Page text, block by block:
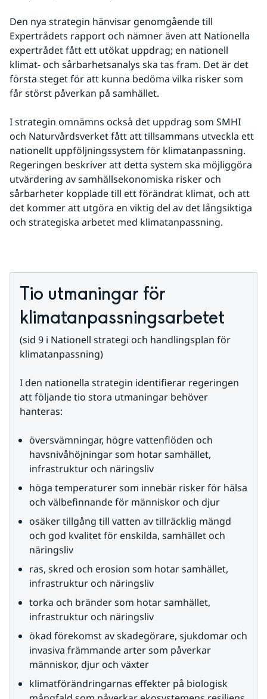
Den nya strategin hänvisar genomgående till
Expertrådets rapport och nämner även att Nationella
expertrådet fått ett utökat uppdrag; en nationell
klimat- och sårbarhetsanalys ska tas fram. Det är det
första steget för att kunna bedöma vilka risker som
får störst påverkan på samhället.
I strategin omnämns också det uppdrag som SMHI
och Naturvårdsverket fått att tillsammans utveckla ett
nationellt uppföljningssystem för klimatanpassning.
Regeringen beskriver att detta system ska möjliggöra
utvärdering av samhällsekonomiska risker och
sårbarheter kopplade till ett förändrat klimat, och att
det kommer att utgöra en viktig del av det långsiktiga
och strategiska arbetet med klimatanpassning.
Tio utmaningar för
klimatanpassningsarbetet
(sid 9 i Nationell strategi och handlingsplan för
klimatanpassning)
I den nationella strategin identifierar regeringen
att följande tio stora utmaningar behöver
hanteras:
översvämningar, högre vattenflöden och
havsnivåhöjningar som hotar samhället,
infrastruktur och näringsliv
höga temperaturer som innebär risker för hälsa
och välbefinnande för människor och djur
osäker tillgång till vatten av tillräcklig mängd
och god kvalitet för enskilda, samhället och
näringsliv
ras, skred och erosion som hotar samhället,
infrastruktur och näringsliv
torka och bränder som hotar samhället,
infrastruktur och näringsliv
ökad förekomst av skadegörare, sjukdomar och
invasiva främmande arter som påverkar
människor, djur och växter
klimatförändringarnas effekter på biologisk